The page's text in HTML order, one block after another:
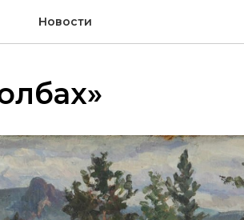
Новости